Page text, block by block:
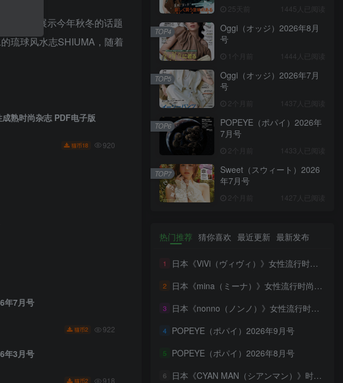
特别要展示今年秋冬的话题
琉球风水志SHIUMA，随着
熟时尚杂志 PDF电子版
猫币18 920
年7月号
猫币2 922
年3月号
猫币2 918
25天前 1445人已阅读
Oggi（オッジ）2026年8月
号
1个月前 1444人已阅读
TOP4
Oggi（オッジ）2026年7月
号
2个月前 1437人已阅读
TOP5
POPEYE（ポパイ）2026年
7月号
2个月前 1433人已阅读
TOP6
Sweet（スウィート）2026
年7月号
2个月前 1427人已阅读
TOP7
热门推荐 猜你喜欢 最近更新 最新发布
1 日本《ViVi（ヴィヴィ）》女性流行时尚杂志 PDF电子版【2026年·全年订阅】
2 日本《mina（ミーナ）》女性流行时尚杂志 PDF电子版【2026年·全年订阅】
3 日本《nonno（ノンノ）》女性流行时尚资讯杂志 PDF电子版【2026年·全年订阅】
4 POPEYE（ポパイ）2026年9月号
5 POPEYE（ポパイ）2026年8月号
6 日本《CYAN MAN（シアンマン）》时髦发妆服饰流行杂志 PDF电子版【2026年·全年订阅】